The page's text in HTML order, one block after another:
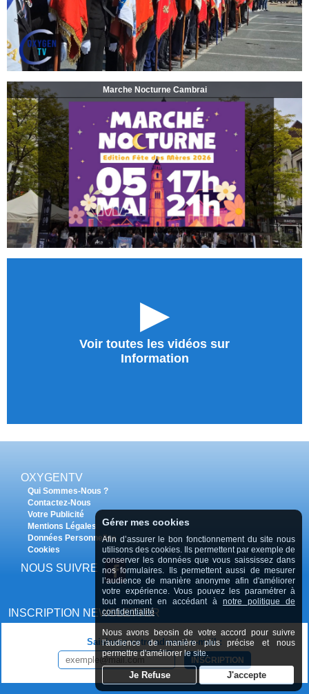
Marche Nocturne Cambrai
►
Voir toutes les vidéos sur
Information
OXYGENTV
Qui Sommes-Nous ?
Contactez-Nous
Votre Publicité
Mentions Légales
Données Personnelles
Cookies
NOUS SUIVRE
INSCRIPTION NEWSLETTER
Saisissez votre adresse e-mail :
INSCRIPTION
Gérer mes cookies
Afin d’assurer le bon fonctionnement du site nous
utilisons des cookies. Ils permettent par exemple de
conserver les données que vous saississez dans
nos formulaires. Ils permettent aussi de mesurer
l’audience de manière anonyme afin d'améliorer
votre expérience. Vous pouvez les paramétrer à
tout moment en accédant à notre politique de
confidentialité
Nous avons beosin de votre accord pour suivre
l'audience de manière plus précise et nous
permettre d'améliorer le site.